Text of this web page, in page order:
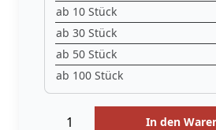
ab 10 Stück
ab 30 Stück
ab 50 Stück
ab 100 Stück
In den